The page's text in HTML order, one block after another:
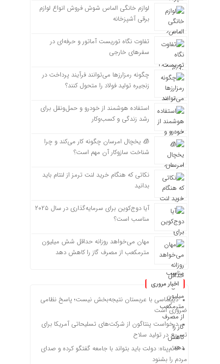
لوازم خانگی الماس شوش فروش انواع لوازم
برقی آشپزخانه
تفاوت نگاه توریست آماتور و حرفه‌ای در
سفرهای خارجی
چگونه رمزارزها می‌توانند فرآیند پرداخت در
زنجیره تولید فولاد را متحول کنند؟
استفاده هوشمند از خودرو و حمل‌ونقل برای
رشد زندگی و کسب‌وکار
🧊 یخچال امرسان چگونه کار می‌کند و چرا
شناخت سازوکار آن مهم است؟
نکاتی که هنگام خرید لنت ترمز از لنتام باید
بدانید
آیا دوج‌کوین برای سرمایه‌گذاری در سال ۲۰۲۵
مناسب است؟
مهان می‌خواهد روزانه حداقل شش میلیون
مترمکعب از مصرف گاز را کاهش دهد
اخبار مروری
دیپلماسی با عربستان نتیجه‌بخش نیست؛ پاسخ نظامی
ضروری است
درخواست پنتاگون از شرکت‌های تسلیحاتی آمریکا برای
تسریع در تولید سلاح
قائم‌پناه: دولت باید بتواند با جامعه گفتگو کرده و صدای
مردم را بشنود